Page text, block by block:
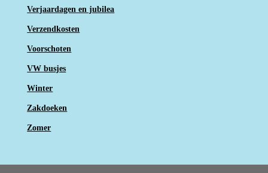
Verjaardagen en jubilea
Verzendkosten
Voorschoten
VW busjes
Winter
Zakdoeken
Zomer